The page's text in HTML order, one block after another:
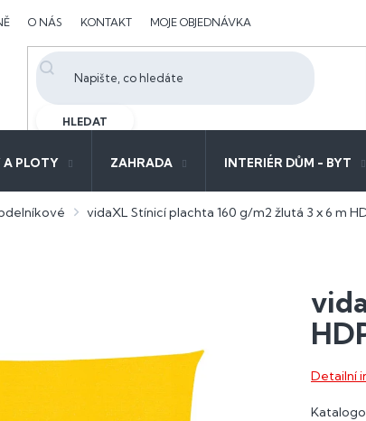
O NÁS KONTAKT MOJE OBJEDNÁVKA
HLEDAT
A PLOTY ZAHRADA INTERIÉR DŮM - BYT
vidaXL Stínicí plachta 160 g/m2 žlutá 3 x 6 m
Detailní